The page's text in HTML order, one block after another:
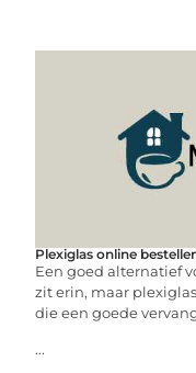
Plexiglas online
Een goed alternatief
zit erin, maar
die een goede
...